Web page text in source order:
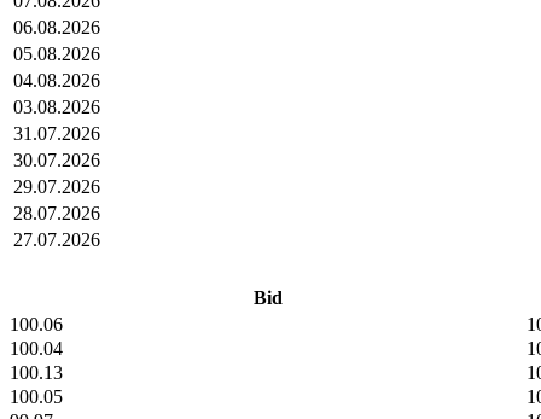
06.08.2026
05.08.2026
04.08.2026
03.08.2026
31.07.2026
30.07.2026
29.07.2026
28.07.2026
27.07.2026
Bid
100.06
100.04
100.13
100.05